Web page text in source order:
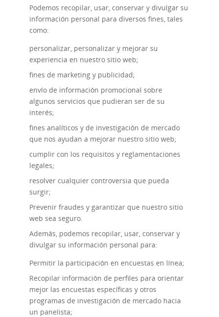
Podemos recopilar, usar, conservar y divulgar su
información personal para diversos fines, tales
como:
personalizar, personalizar y mejorar su
experiencia en nuestro sitio web;
fines de marketing y publicidad;
envío de información promocional sobre
algunos servicios que pudieran ser de su
interés;
fines analíticos y de investigación de mercado
que nos ayudan a mejorar nuestro sitio web;
cumplir con los requisitos y reglamentaciones
legales;
resolver cualquier controversia que pueda
surgir;
Prevenir fraudes y garantizar que nuestro sitio
web sea seguro.
Además, podemos recopilar, usar, conservar y
divulgar su información personal para:
Permitir la participación en encuestas en línea;
Recopilar información de perfiles para orientar
mejor las encuestas específicas y otros
programas de investigación de mercado hacia
un panelista;